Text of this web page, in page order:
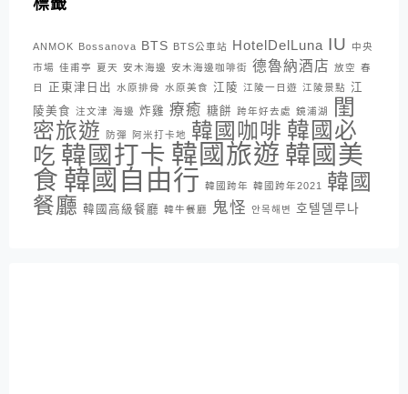
標籤
ANMOK Bossanova BTS BTS公車站 HotelDelLuna IU
中央
市場 佳甫亭 夏天 安木海邊 安木海邊咖啡街 德魯納酒店 放空 春
日
正東津日出 水原排骨 水原美食 江陵 江陵一日遊 江陵景點 江
陵美食 注文津 海邊 炸雞 療癒 糖餅 跨年好去處 鏡浦湖
閨
密旅遊
防彈 阿米打卡地 韓國咖啡 韓國必
吃 韓國打卡 韓國旅遊 韓國美
食 韓國自由行 韓國跨年 韓國跨年2021 韓國
餐廳 韓國高級餐廳 韓牛餐廳 鬼怪 안목해변 호텔델루나